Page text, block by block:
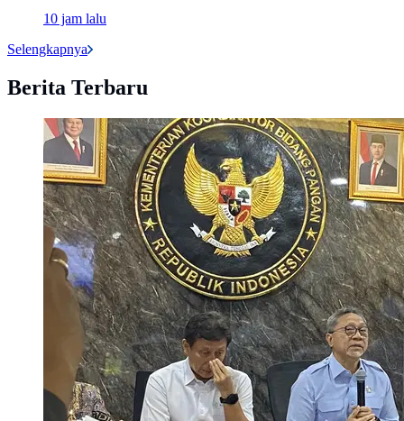
10 jam lalu
Selengkapnya
Berita Terbaru